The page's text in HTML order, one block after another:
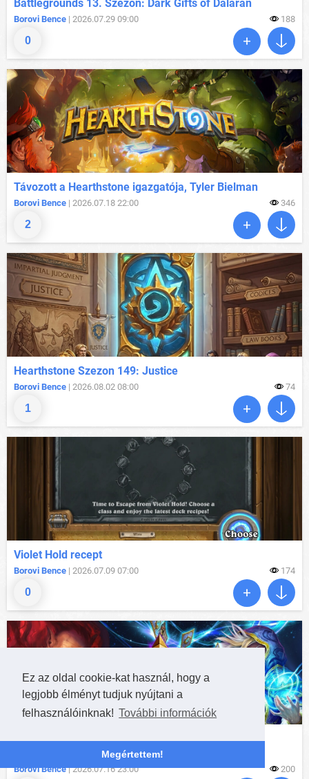
Ez az oldal cookie-kat használ, hogy a
legjobb élményt tudjuk nyújtani a
felhasználóinknak! További információk
Megértettem!
0
Battlegrounds 13. Szezon: Dark Gifts of Dalaran
Borovi Bence | 2026.07.29 09:00 188
2
Távozott a Hearthstone igazgatója, Tyler Bielman
Borovi Bence | 2026.07.18 22:00 346
1
Hearthstone Szezon 149: Justice
Borovi Bence | 2026.08.02 08:00 74
0
Violet Hold recept
Borovi Bence | 2026.07.09 07:00 174
Nézzétek a nyári Playoffot: Egy kártyacsomagot
Borovi Bence| 2026.07.16 23:00 200